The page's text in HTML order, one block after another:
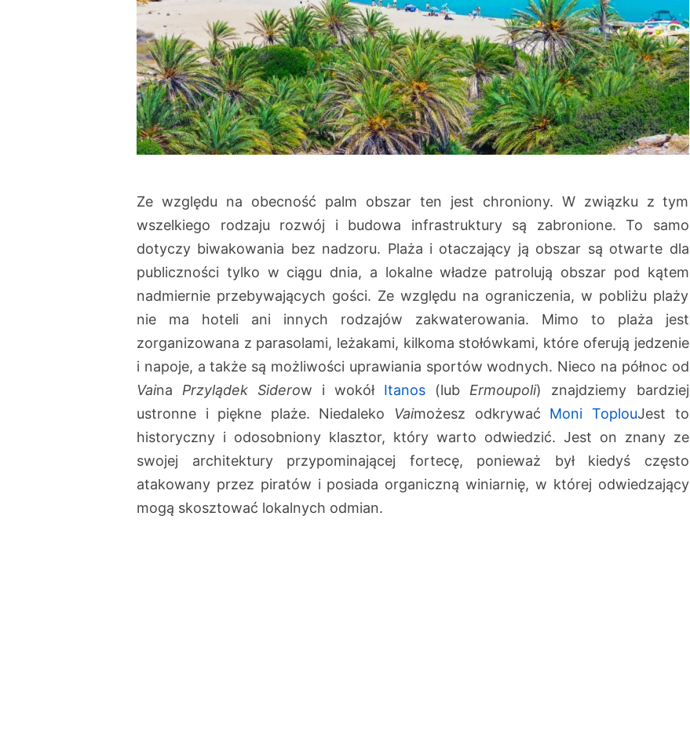
Ze względu na obecność palm obszar ten jest chroniony. W związku z tym
wszelkiego rodzaju rozwój i budowa infrastruktury są zabronione. To samo
dotyczy biwakowania bez nadzoru. Plaża i otaczający ją obszar są otwarte dla
publiczności tylko w ciągu dnia, a lokalne władze patrolują obszar pod kątem
nadmiernie przebywających gości. Ze względu na ograniczenia, w pobliżu plaży
nie ma hoteli ani innych rodzajów zakwaterowania. Mimo to plaża jest
zorganizowana z parasolami, leżakami, kilkoma stołówkami, które oferują jedzenie
i napoje, a także są możliwości uprawiania sportów wodnych. Nieco na północ od
Vaina Przylądek Siderow i wokół Itanos (lub Ermoupoli) znajdziemy bardziej
ustronne i piękne plaże. Niedaleko Vaimożesz odkrywać Moni ToplouJest to
historyczny i odosobniony klasztor, który warto odwiedzić. Jest on znany ze
swojej architektury przypominającej fortecę, ponieważ był kiedyś często
atakowany przez piratów i posiada organiczną winiarnię, w której odwiedzający
mogą skosztować lokalnych odmian.